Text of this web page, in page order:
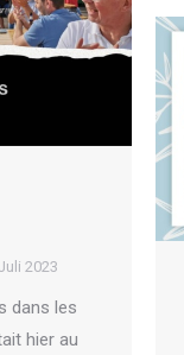
2023
dans les
hier au